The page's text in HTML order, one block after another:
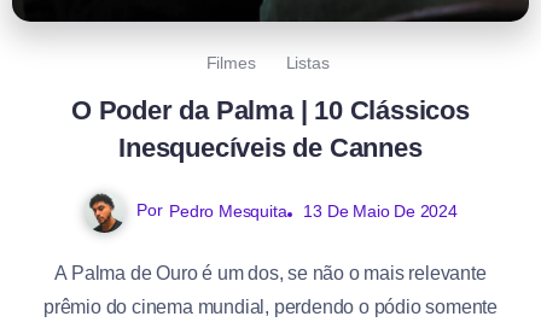
Filmes Listas
O Poder da Palma | 10 Clássicos
Inesquecíveis de Cannes
Por Pedro Mesquita 13 De Maio De 2024
A Palma de Ouro é um dos, se não o mais relevante
prêmio do cinema mundial, perdendo o pódio somente